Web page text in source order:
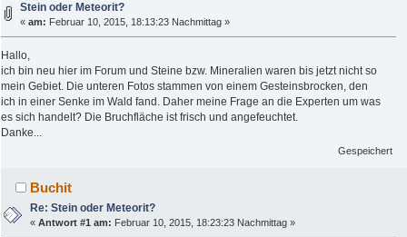
Stein oder Meteorit?
«am: Februar 10, 2015, 18:13:23 Nachmittag »
Hallo,
ich bin neu hier im Forum und Steine bzw. Mineralien waren bis jetzt nicht so
mein Gebiet. Die unteren Fotos stammen von einem Gesteinsbrocken, den
ich in einer Senke im Wald fand. Daher meine Frage an die Experten um was
es sich handelt? Die Bruchfläche ist frisch und angefeuchtet.
Danke...
Gespeichert
Buchit
Re: Stein oder Meteorit?
«Antwort #1 am: Februar 10, 2015, 18:23:23 Nachmittag »